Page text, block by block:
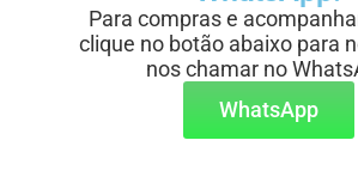
Para compras e
clique no botão abaixo para
nos chamar no
WhatsApp